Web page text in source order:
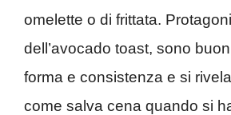
omelette o di frittata.
dell’avocado toast, sono
forma e consistenza e si
come salva cena quando si